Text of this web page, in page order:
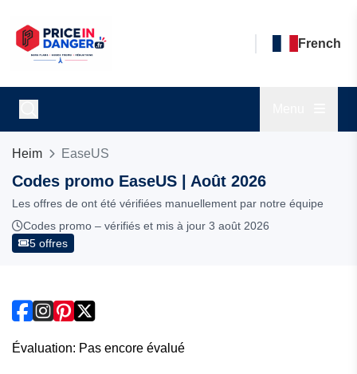
French
Heim EaseUS
Codes promo EaseUS | Août 2026
Les offres de ont été vérifiées manuellement par notre équipe
Codes promo – vérifiés et mis à jour 3 août 2026
5 offres
Évaluation: Pas encore évalué